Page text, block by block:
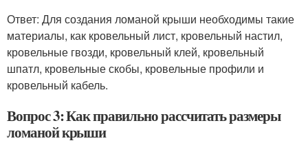
Ответ: Для создания ломаной крыши необходимы такие
материалы, как кровельный лист, кровельный настил,
кровельные гвозди, кровельный клей, кровельный
шпатл, кровельные скобы, кровельные профили и
кровельный кабель.
Вопрос 3: Как правильно рассчитать размеры
ломаной крыши